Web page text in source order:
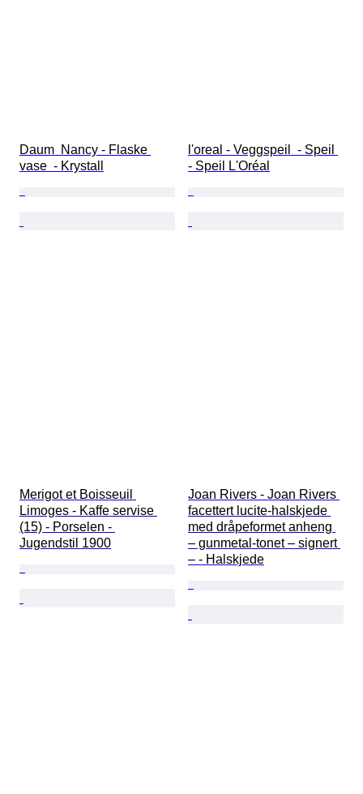
Daum  Nancy - Flaske
vase  - Krystall
l'oreal - Veggspeil  - Speil
- Speil L'Oréal
Merigot et Boisseuil
Limoges - Kaffe servise
(15) - Porselen -
Jugendstil 1900
Joan Rivers - Joan Rivers
facettert lucite-halskjede
med dråpeformet anheng
– gunmetal-tonet – signert
– - Halskjede